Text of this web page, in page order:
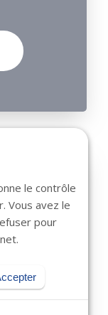
le contrôle
Vous avez le
pour